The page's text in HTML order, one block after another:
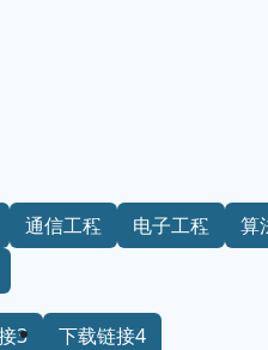
通信工程 电子工程 算
3 下载链接4